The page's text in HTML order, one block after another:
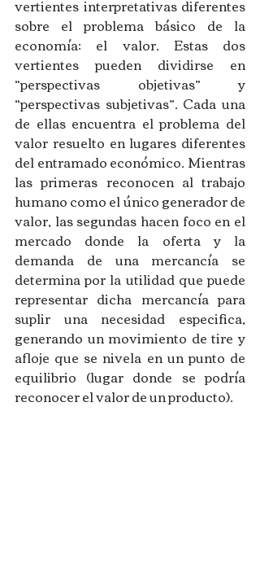
vertientes interpretativas diferentes
sobre el problema básico de la
economía: el valor. Estas dos
vertientes pueden dividirse en
“perspectivas objetivas” y
“perspectivas subjetivas”. Cada una
de ellas encuentra el problema del
valor resuelto en lugares diferentes
del entramado económico. Mientras
las primeras reconocen al trabajo
humano como el único generador de
valor, las segundas hacen foco en el
mercado donde la oferta y la
demanda de una mercancía se
determina por la utilidad que puede
representar dicha mercancía para
suplir una necesidad especifica,
generando un movimiento de tire y
afloje que se nivela en un punto de
equilibrio (lugar donde se podría
reconocer el valor de un producto).